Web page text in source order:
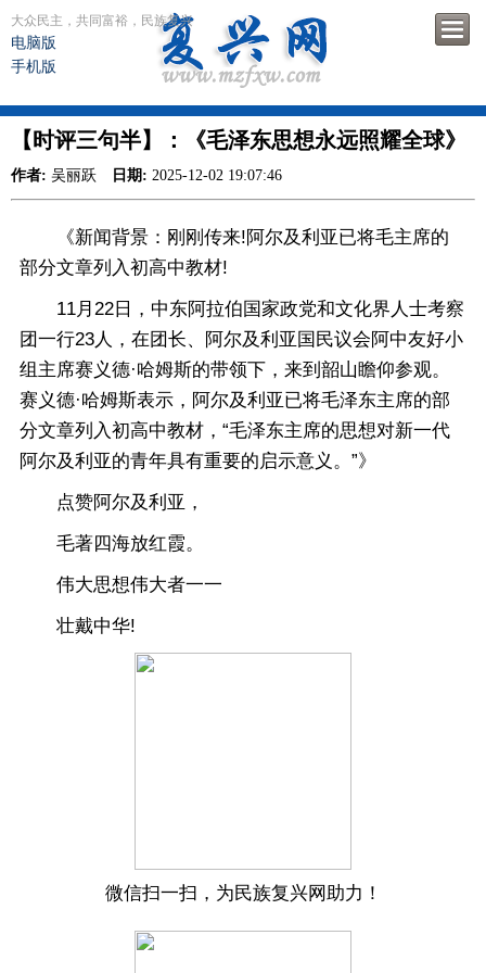
大众民主，共同富裕，民族复兴
电脑版
手机版
【时评三句半】：《毛泽东思想永远照耀全球》
作者: 吴丽跃 日期: 2025-12-02 19:07:46
《新闻背景：刚刚传来!阿尔及利亚已将毛主席的
部分文章列入初高中教材!
11月22日，中东阿拉伯国家政党和文化界人士考察
团一行23人，在团长、阿尔及利亚国民议会阿中友好小
组主席赛义德·哈姆斯的带领下，来到韶山瞻仰参观。
赛义德·哈姆斯表示，阿尔及利亚已将毛泽东主席的部
分文章列入初高中教材，“毛泽东主席的思想对新一代
阿尔及利亚的青年具有重要的启示意义。”》
点赞阿尔及利亚，
毛著四海放红霞。
伟大思想伟大者一一
壮戴中华!
微信扫一扫，为民族复兴网助力！